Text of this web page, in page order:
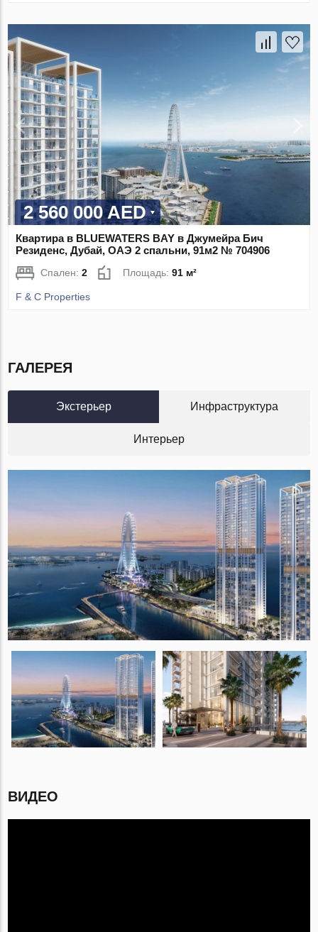
2 560 000 AED
Квартира в BLUEWATERS BAY в Джумейра Бич
Резиденс, Дубай, ОАЭ 2 спальни, 91м2 № 704906
Спален:2 Площадь:91 м²
F & C Properties
ГАЛЕРЕЯ
Экстерьер Инфраструктура
Интерьер
ВИДЕО